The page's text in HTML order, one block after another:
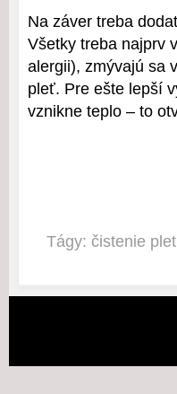
Na záver treba
Všetky treba najprv
alergii), zmývajú sa
pleť. Pre ešte lepší
vznikne teplo – to
Tágy: čistenie